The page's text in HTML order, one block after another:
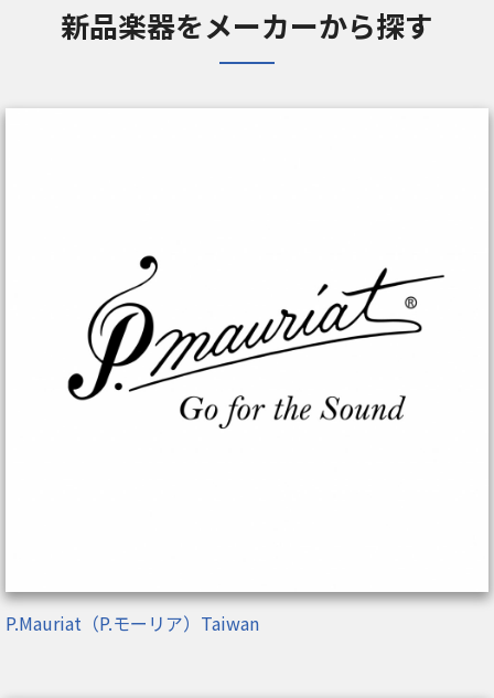
新品楽器をメーカーから探す
P.Mauriat（P.モーリア）Taiwan